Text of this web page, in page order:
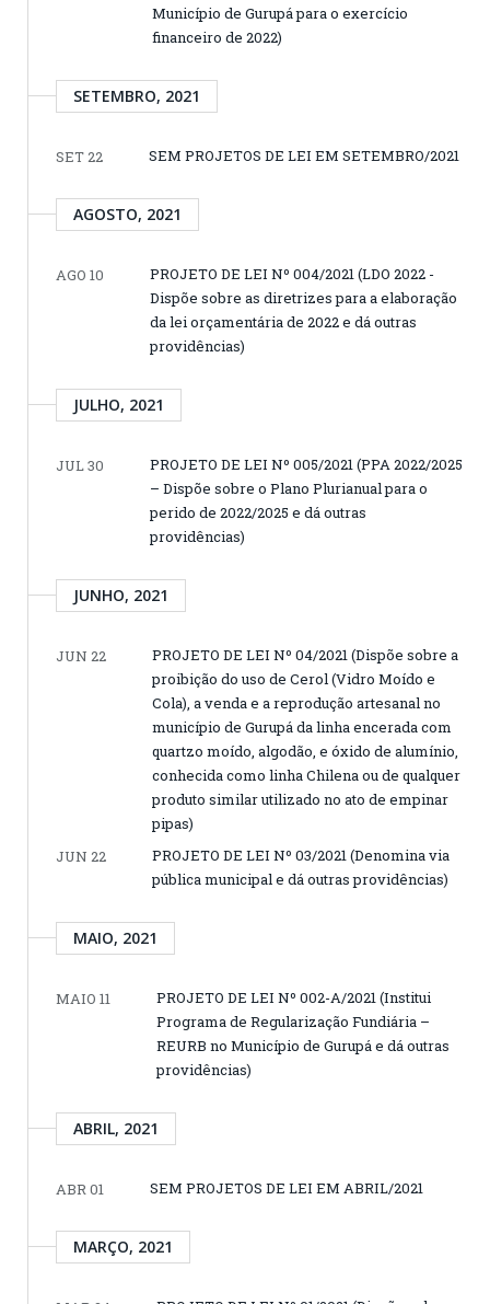
Município de Gurupá para o exercício
financeiro de 2022)
SETEMBRO, 2021
SET 22 SEM PROJETOS DE LEI EM SETEMBRO/2021
AGOSTO, 2021
AGO 10
PROJETO DE LEI Nº 004/2021 (LDO 2022 -
Dispõe sobre as diretrizes para a elaboração
da lei orçamentária de 2022 e dá outras
providências)
JULHO, 2021
JUL 30
PROJETO DE LEI Nº 005/2021 (PPA 2022/2025
– Dispõe sobre o Plano Plurianual para o
perido de 2022/2025 e dá outras
providências)
JUNHO, 2021
JUN 22
PROJETO DE LEI Nº 04/2021 (Dispõe sobre a
proibição do uso de Cerol (Vidro Moído e
Cola), a venda e a reprodução artesanal no
município de Gurupá da linha encerada com
quartzo moído, algodão, e óxido de alumínio,
conhecida como linha Chilena ou de qualquer
produto similar utilizado no ato de empinar
pipas)
JUN 22
PROJETO DE LEI Nº 03/2021 (Denomina via
pública municipal e dá outras providências)
MAIO, 2021
MAIO 11
PROJETO DE LEI Nº 002-A/2021 (Institui
Programa de Regularização Fundiária –
REURB no Município de Gurupá e dá outras
providências)
ABRIL, 2021
ABR 01 SEM PROJETOS DE LEI EM ABRIL/2021
MARÇO, 2021